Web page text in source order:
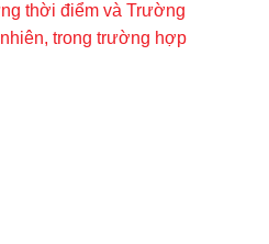
thời điểm và Trường
trong trường hợp